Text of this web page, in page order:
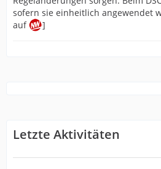
sofern sie einheitlich angewendet
auf
]
Letzte Aktivitäten